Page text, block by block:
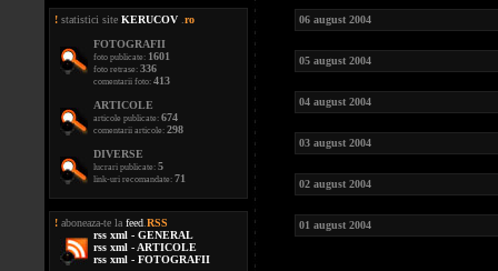
! statistici site KERUCOV ro
FOTOGRAFII
foto publicate: 1601
foto retrase: 336
comentarii foto: 413
ARTICOLE
articole publicate: 674
comentarii articole: 298
DIVERSE
lucrari publicate: 5
link-uri recomandate: 71
! aboneaza-te la feed RSS
rss xml - GENERAL
rss xml - ARTICOLE
rss xml - FOTOGRAFII
06 august 2004
05 august 2004
04 august 2004
03 august 2004
02 august 2004
01 august 2004